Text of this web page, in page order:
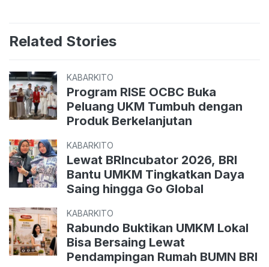
Related Stories
KABARKITO
Program RISE OCBC Buka
Peluang UKM Tumbuh dengan
Produk Berkelanjutan
KABARKITO
Lewat BRIncubator 2026, BRI
Bantu UMKM Tingkatkan Daya
Saing hingga Go Global
KABARKITO
Rabundo Buktikan UMKM Lokal
Bisa Bersaing Lewat
Pendampingan Rumah BUMN BRI